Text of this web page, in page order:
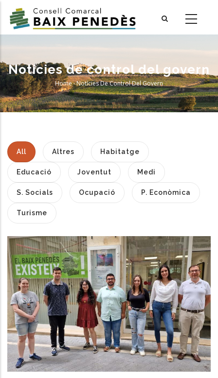
main
Notícies de control del govern
Breadcrumb
Home-Notícies De Control Del Govern
All Altres Habitatge
Educació Joventut Medi
S. Socials Ocupació P. Econòmica
Turisme
El CCBP Presenta El Nou Programa
D'ocupació Que Dona Feina A 5
Persones.
Joventut